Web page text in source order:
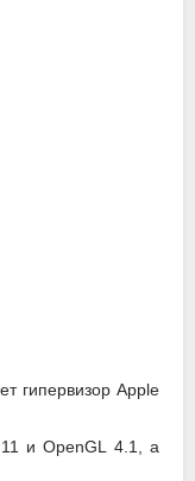
гипервизор Apple
и OpenGL 4.1, а